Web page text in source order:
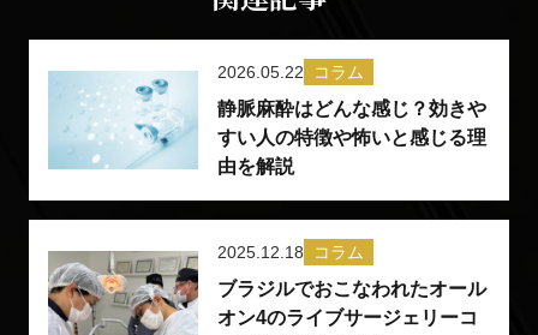
2026.05.22 コラム
静脈麻酔はどんな感じ？効きや
すい人の特徴や怖いと感じる理
由を解説
2025.12.18 コラム
ブラジルでおこなわれたオール
オン4のライブサージェリーコ